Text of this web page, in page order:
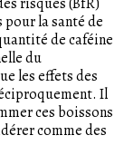
la santé de
de caféine
du
les effets des
Il
ces boissons
comme des